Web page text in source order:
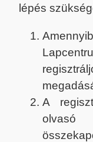
lépés
A